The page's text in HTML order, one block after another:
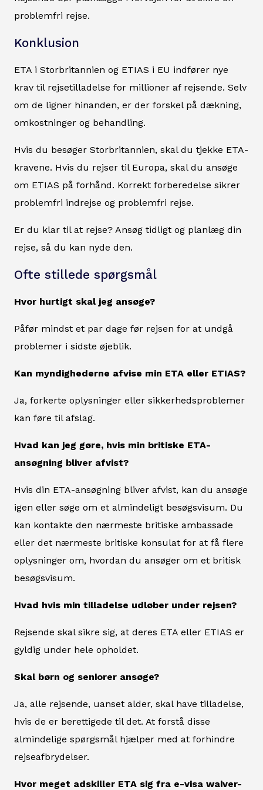
problemfri rejse.
Konklusion
ETA i Storbritannien og ETIAS i EU indfører nye
krav til rejsetilladelse for millioner af rejsende. Selv
om de ligner hinanden, er der forskel på dækning,
omkostninger og behandling.
Hvis du besøger Storbritannien, skal du tjekke ETA-
kravene. Hvis du rejser til Europa, skal du ansøge
om ETIAS på forhånd. Korrekt forberedelse sikrer
problemfri indrejse og problemfri rejse.
Er du klar til at rejse? Ansøg tidligt og planlæg din
rejse, så du kan nyde den.
Ofte stillede spørgsmål
Hvor hurtigt skal jeg ansøge?
Påfør mindst et par dage før rejsen for at undgå
problemer i sidste øjeblik.
Kan myndighederne afvise min ETA eller ETIAS?
Ja, forkerte oplysninger eller sikkerhedsproblemer
kan føre til afslag.
Hvad kan jeg gøre, hvis min britiske ETA-
ansøgning bliver afvist?
Hvis din ETA-ansøgning bliver afvist, kan du ansøge
igen eller søge om et almindeligt besøgsvisum. Du
kan kontakte den nærmeste britiske ambassade
eller det nærmeste britiske konsulat for at få flere
oplysninger om, hvordan du ansøger om et britisk
besøgsvisum.
Hvad hvis min tilladelse udløber under rejsen?
Rejsende skal sikre sig, at deres ETA eller ETIAS er
gyldig under hele opholdet.
Skal børn og seniorer ansøge?
Ja, alle rejsende, uanset alder, skal have tilladelse,
hvis de er berettigede til det. At forstå disse
almindelige spørgsmål hjælper med at forhindre
rejseafbrydelser.
Hvor meget adskiller ETA sig fra e-visa waiver-